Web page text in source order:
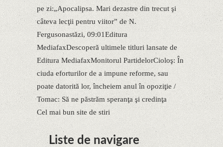
pe zi:„Apocalipsa. Mari dezastre din trecut şi
câteva lecţii pentru viitor” de N.
Fergusonastăzi, 09:01Editura
MediafaxDescoperă ultimele titluri lansate de
Editura MediafaxMonitorul PartidelorCioloş: În
ciuda eforturilor de a impune reforme, sau
poate datorită lor, încheiem anul în opoziţie /
Tomac: Să ne păstrăm speranţa şi credinţa
Cel mai bun site de stiri
Liste de navigare